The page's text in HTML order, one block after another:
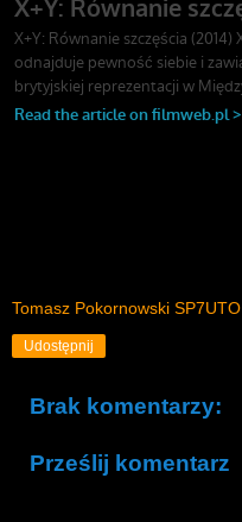
Tomasz Pokornowski SP7UTO
Udostępnij
Brak komentarzy:
Prześlij komentarz